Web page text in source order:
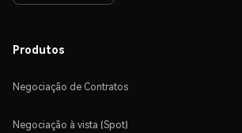
Produtos
Negociação de Contratos
Negociação à vista (Spot)